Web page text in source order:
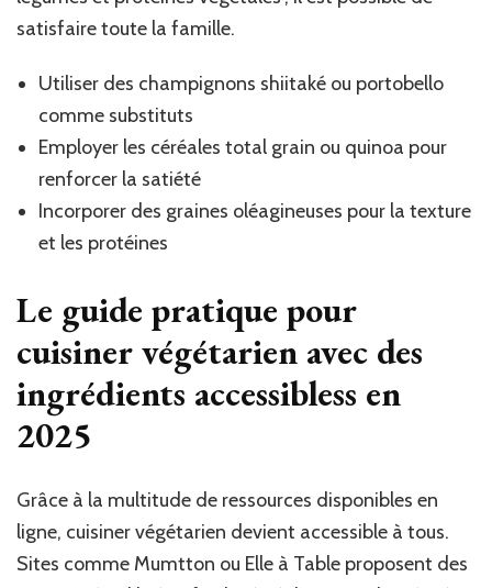
satisfaire toute la famille.
Utiliser des champignons shiitaké ou portobello
comme substituts
Employer les céréales total grain ou quinoa pour
renforcer la satiété
Incorporer des graines oléagineuses pour la texture
et les protéines
Le guide pratique pour
cuisiner végétarien avec des
ingrédients accessibless en
2025
Grâce à la multitude de ressources disponibles en
ligne, cuisiner végétarien devient accessible à tous.
Sites comme Mumtton ou Elle à Table proposent des